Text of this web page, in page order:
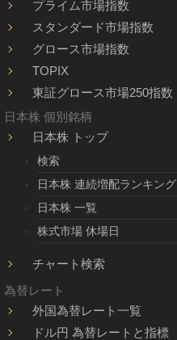
プライム市場指数
スタンダード市場指数
グロース市場指数
TOPIX
東証グロース市場250指数
日本株 個別銘柄
日本株 トップ
検索
日本株 連続増配ランキング
日本株 一覧
株式市場 休場日
チャート検索
為替レート
外国為替レート一覧
ドル円 為替レートと指標